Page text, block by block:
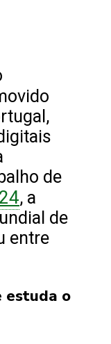
de
, a
de
entre
estuda o